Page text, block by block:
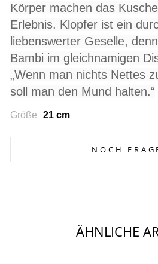
Körper machen das
Erlebnis. Klopfer ist ein
liebenswerter Geselle,
Bambi im gleichnamigen
„Wenn man nichts Nettes
soll man den Mund halten.“
Größe 21 cm
NOCH
ÄHNLICHE